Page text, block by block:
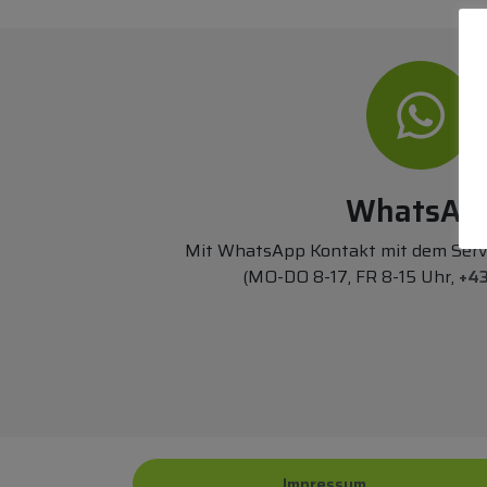
WhatsApp
Mit WhatsApp Kontakt mit dem
(MO-DO 8-17, FR 8-15 Uhr,